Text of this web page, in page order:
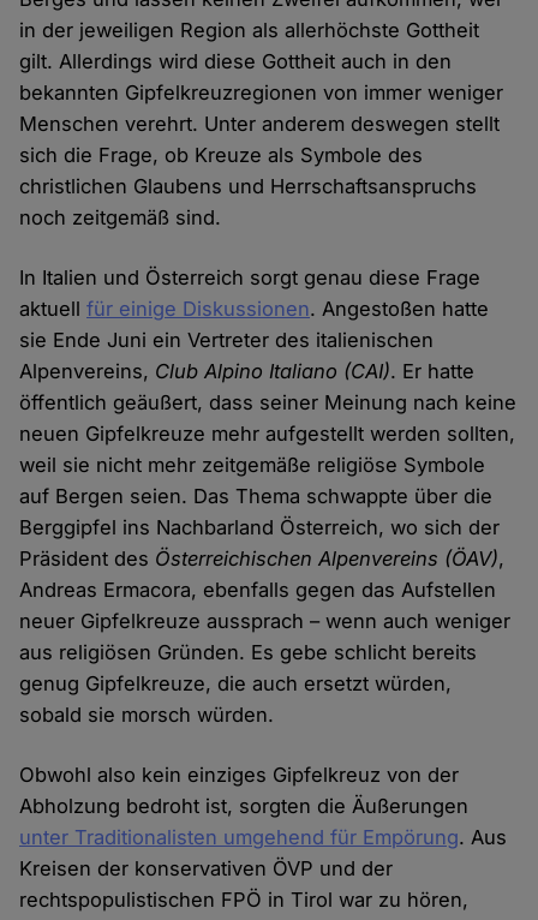
in der jeweiligen Region als allerhöchste Gottheit
gilt. Allerdings wird diese Gottheit auch in den
bekannten Gipfelkreuzregionen von immer weniger
Menschen verehrt. Unter anderem deswegen stellt
sich die Frage, ob Kreuze als Symbole des
christlichen Glaubens und Herrschaftsanspruchs
noch zeitgemäß sind.
In Italien und Österreich sorgt genau diese Frage
aktuellfür einige Diskussionen. Angestoßen hatte
sie Ende Juni ein Vertreter des italienischen
Alpenvereins, Club Alpino Italiano (CAI). Er hatte
öffentlich geäußert, dass seiner Meinung nach keine
neuen Gipfelkreuze mehr aufgestellt werden sollten,
weil sie nicht mehr zeitgemäße religiöse Symbole
auf Bergen seien. Das Thema schwappte über die
Berggipfel ins Nachbarland Österreich, wo sich der
Präsident des Österreichischen Alpenvereins (ÖAV),
Andreas Ermacora, ebenfalls gegen das Aufstellen
neuer Gipfelkreuze aussprach – wenn auch weniger
aus religiösen Gründen. Es gebe schlicht bereits
genug Gipfelkreuze, die auch ersetzt würden,
sobald sie morsch würden.
Obwohl also kein einziges Gipfelkreuz von der
Abholzung bedroht ist, sorgten die Äußerungen
unter Traditionalisten umgehend für Empörung. Aus
Kreisen der konservativen ÖVP und der
rechtspopulistischen FPÖ in Tirol war zu hören,